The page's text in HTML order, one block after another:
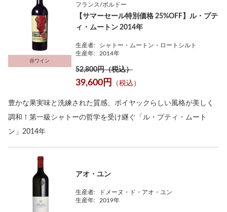
赤ワイン
フランス/ボルドー
【サマーセール特別価格 25%OFF】ル・プテ
ィ・ムートン 2014年
生産者:
シャトー・ムートン・ロートシルト
生産年:
2014年
52,800円（税込）
39,600円 （税込）
豊かな果実味と洗練された質感、ポイヤックらしい風格が美しく
調和！第一級シャトーの哲学を受け継ぐ「ル・プティ・ムート
ン」2014年
アオ・ユン
生産者:
ドメーヌ・ド・アオ・ユン
生産年:
2019年